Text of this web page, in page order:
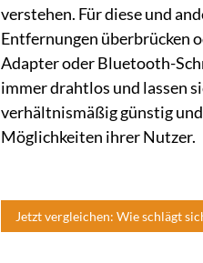
verstehen. Für diese und
Entfernungen überbrücken
Adapter oder Bluetooth-
immer drahtlos und lassen
verhältnismäßig günstig
Möglichkeiten ihrer Nutzer.
Jetzt vergleichen: Wie schlägt